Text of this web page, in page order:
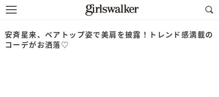
安斉星来、ベアトップ姿で美肩を披露！トレンド感満載の
コーデがお洒落♡